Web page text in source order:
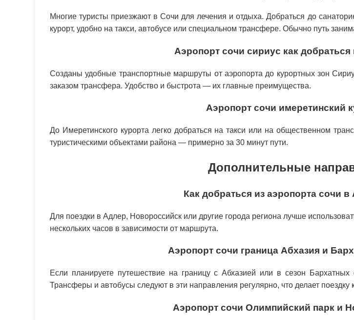
Многие туристы приезжают в Сочи для лечения и отдыха. Добраться до
курорт, удобно на такси, автобусе или специальном трансфере. Обычно путь
Аэропорт сочи сириус как добраться
Созданы удобные транспортные маршруты от аэропорта до курортных зон
заказом трансфера. Удобство и быстрота — их главные преимущества.
Аэропорт сочи имеретинский
До Имеретинского курорта легко добраться на такси или на общественном
туристическими объектами района — примерно за 30 минут пути.
Дополнительные
Как добраться из аэропорта сочи
Для поездки в Адлер, Новороссийск или другие города региона лучше
нескольких часов в зависимости от маршрута.
Аэропорт сочи граница Абхазия и
Если планируете путешествие на границу с Абхазией или в сезон Бархатных
Трансферы и автобусы следуют в эти направления регулярно, что делает поездку
Аэропорт сочи Олимпийский парк и